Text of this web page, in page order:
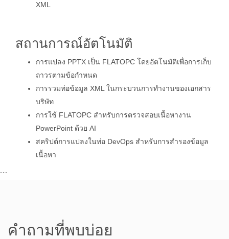
XML
สถานการณ์อัตโนมัติ
การแปลง PPTX เป็น FLATOPC โดยอัตโนมัติเพื่อการเก็บ
ถาวรตามข้อกำหนด
การรวมท่อข้อมูล XML ในกระบวนการทำงานของเอกสาร
บริษัท
การใช้ FLATOPC สำหรับการตรวจสอบเนื้อหางาน
PowerPoint ด้วย AI
สคริปต์การแปลงในท่อ DevOps สำหรับการสำรองข้อมูล
เนื้อหา
```
คำถามที่พบบ่อย